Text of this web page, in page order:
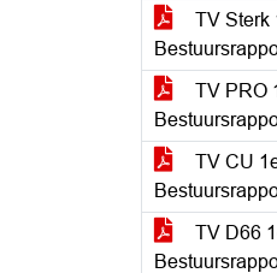
TV Sterk
TV PRO
TV CU
TV D66